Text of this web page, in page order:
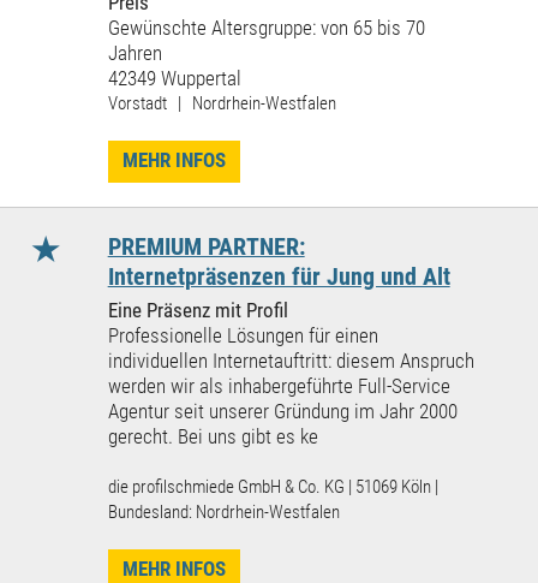
Gewünschte Altersgruppe: von 65 bis 70
Jahren
42349 Wuppertal
Vorstadt | Nordrhein-Westfalen
MEHR INFOS
★
PREMIUM PARTNER:
Internetpräsenzen für Jung und Alt
Eine Präsenz mit Profil
Professionelle Lösungen für einen
individuellen Internetauftritt: diesem Anspruch
werden wir als inhabergeführte Full-Service
Agentur seit unserer Gründung im Jahr 2000
gerecht. Bei uns gibt es ke
die profilschmiede GmbH & Co. KG | 51069 Köln |
Bundesland: Nordrhein-Westfalen
MEHR INFOS